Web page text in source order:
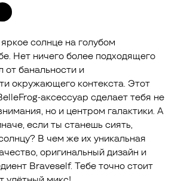
солнце на голубом
Нет ничего более подходящего
от банальности и
окружающего контекста. Этот
аксессуар сделает тебя не
но и центром галактики. А
если ты станешь сиять,
В чем же их уникальная
оригинальный дизайн и
Braveself. Тебе точно стоит